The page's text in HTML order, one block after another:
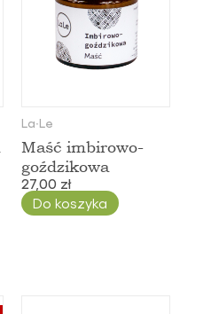
La∙Le
Maść imbirowo-
goździkowa
27,00 zł
Do koszyka